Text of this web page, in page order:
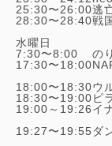
25:30〜26:00逃
28:30〜28:40戦
水曜日
7:30〜8:00
の
17:30〜18:00
18:00〜18:30ウ
18:30〜19:00ピ
19:00～19:26イ
19:27〜19:55ダ